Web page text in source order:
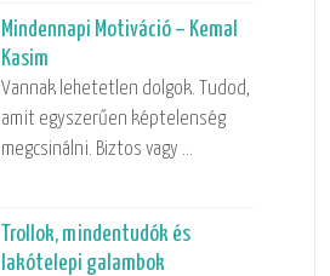
Mindennapi Motiváció – Kemal
Kasim
Vannak lehetetlen dolgok. Tudod,
amit egyszerűen képtelenség
megcsinálni. Biztos vagy …
Trollok, mindentudók és
lakótelepi galambok